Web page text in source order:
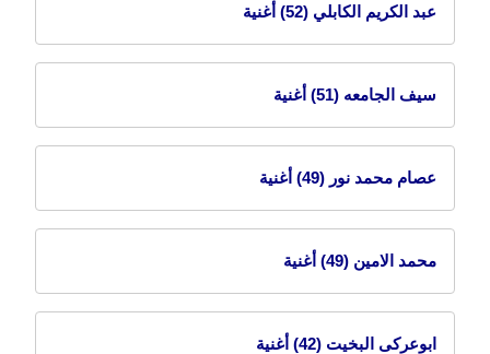
عبد الكريم الكابلي (52) أغنية
سيف الجامعه (51) أغنية
عصام محمد نور (49) أغنية
محمد الامين (49) أغنية
ابوعركى البخيت (42) أغنية